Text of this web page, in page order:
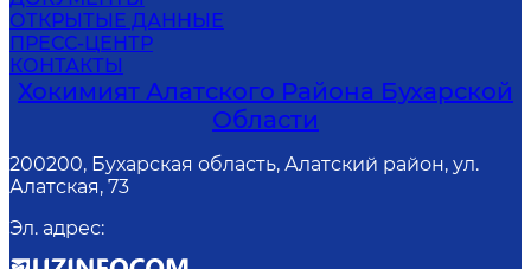
ОТКРЫТЫЕ ДАННЫЕ
ПРЕСС-ЦЕНТР
КОНТАКТЫ
Хокимият Алатского Района Бухарской
Области
200200, Бухарская область, Алатский район, ул.
Алатская, 73
Эл. адрес: